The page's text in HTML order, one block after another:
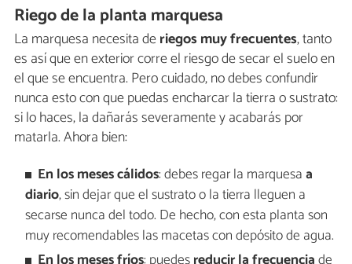
Riego de la planta marquesa
La marquesa necesita deriegos muy frecuentes, tanto
es así que en exterior corre el riesgo de secar el suelo en
el que se encuentra. Pero cuidado, no debes confundir
nunca esto con que puedas encharcar la tierra o sustrato:
si lo haces, la dañarás severamente y acabarás por
matarla. Ahora bien:
En los meses cálidos: debes regar la marquesaa
diario, sin dejar que el sustrato o la tierra lleguen a
secarse nunca del todo. De hecho, con esta planta son
muy recomendables las macetas con depósito de agua.